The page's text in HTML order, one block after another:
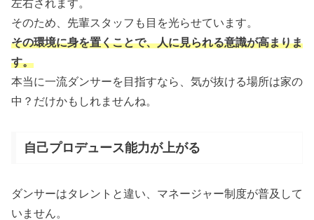
左右されます。
そのため、先輩スタッフも目を光らせています。
その環境に身を置くことで、人に見られる意識が高まりま
す。
本当に一流ダンサーを目指すなら、気が抜ける場所は家の
中？だけかもしれませんね。
自己プロデュース能力が上がる
ダンサーはタレントと違い、マネージャー制度が普及して
いません。